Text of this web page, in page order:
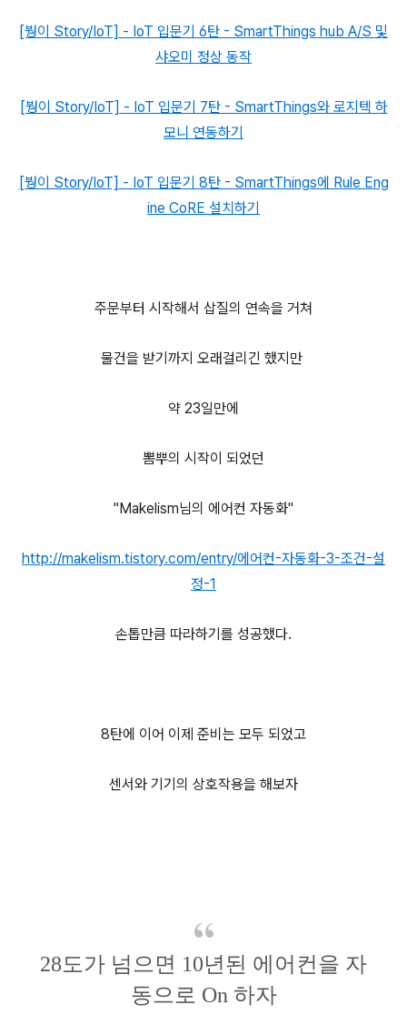
[붱이 Story/IoT] - IoT 입문기 6탄 - SmartThings hub A/S 및
샤오미 정상 동작
[붱이 Story/IoT] - IoT 입문기 7탄 - SmartThings와 로지텍 하
모니 연동하기
[붱이 Story/IoT] - IoT 입문기 8탄 - SmartThings에 Rule Eng
ine CoRE 설치하기
주문부터 시작해서 삽질의 연속을 거쳐
물건을 받기까지 오래걸리긴 했지만
약 23일만에
뽐뿌의 시작이 되었던
"Makelism님의 에어컨 자동화"
http://makelism.tistory.com/entry/에어컨-자동화-3-조건-설
정-1
손톱만큼 따라하기를 성공했다.
8탄에 이어 이제 준비는 모두 되었고
센서와 기기의 상호작용을 해보자
28도가 넘으면 10년된 에어컨을 자
동으로 On 하자